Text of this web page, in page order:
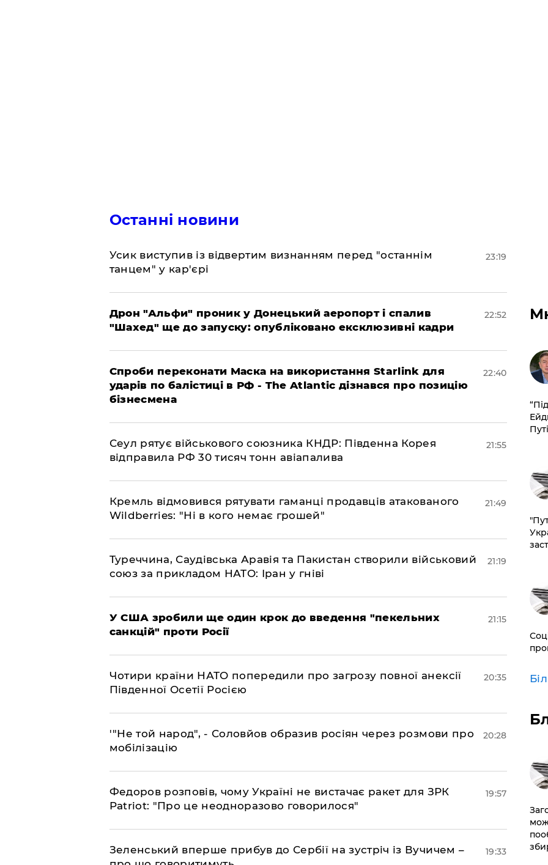
Останні новини
​Усик виступив із відвертим визнанням перед "останнім
танцем" у кар'єрі
23:19
​Дрон "Альфи" проник у Донецький аеропорт і спалив
"Шахед" ще до запуску: опубліковано ексклюзивні кадри
22:52
​Спроби переконати Маска на використання Starlink для
ударів по балістиці в РФ - The Atlantic дізнався про позицію
бізнесмена
22:40
​Сеул рятує військового союзника КНДР: Південна Корея
відправила РФ 30 тисяч тонн авіапалива
21:55
​Кремль відмовився рятувати гаманці продавців атакованого
Wildberries: "Ні в кого немає грошей"
21:49
​Туреччина, Саудівська Аравія та Пакистан створили військовий
союз за прикладом НАТО: Іран у гніві
21:19
​У США зробили ще один крок до введення "пекельних
санкцій" проти Росії
21:15
​Чотири країни НАТО попередили про загрозу повної анексії
Південної Осетії Росією
20:35
​'"Не той народ", - Соловйов образив росіян через розмови про
мобілізацію
20:28
​Федоров розповів, чому Україні не вистачає ракет для ЗРК
Patriot: "Про це неодноразово говорилося"
19:57
​Зеленський вперше прибув до Сербії на зустріч із Вучичем –
19:33